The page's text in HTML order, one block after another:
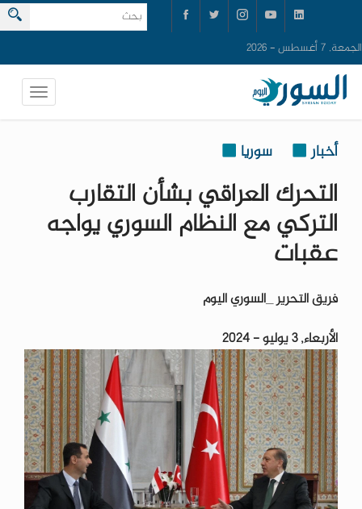
الجمعة, 7 أغسطس - 2026
أخبار سوريا
التحرك العراقي بشأن التقارب
التركي مع النظام السوري يواجه
عقبات
فريق التحرير _السوري اليوم
الأربعاء, 3 يوليو - 2024